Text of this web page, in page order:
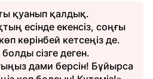
қуанып қалдық.
есінде екенсіз, соңғы
көрінбей кетсеңіз де.
сізге деген.
дами берсін! Бұйырса